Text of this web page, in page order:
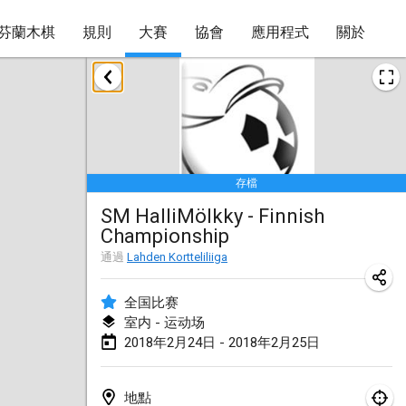
蘭木棋 規則 大賽 協會 應用程式 關於
存檔
SM HalliMölkky - Finnish
Championship
通過 Lahden Kortteliliiga
全国比赛
室内 - 运动场
2018年2月24日 - 2018年2月25日
地點
2018年1月
Open des rois de Mölkky
2018年1月21日 法國
Individuel du Garo
2018年1月21日|法國
Tournoi d'Hiver
2018年1月27日|法國
2018年1月27日|法國
2018年2月